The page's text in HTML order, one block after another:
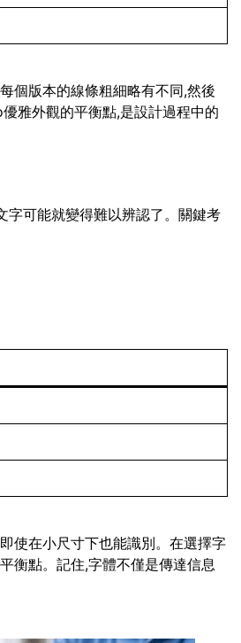
個版本的線條粗細略有不同,然後
雅外觀的平衡點,是設計過程中的
可能就變得難以辨認了。關鍵考
使在小尺寸下也能識別。在選擇字
衡點。記住,字體不僅是傳達信息